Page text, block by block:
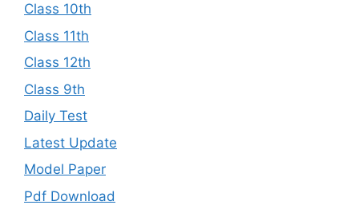
Class 10th
Class 11th
Class 12th
Class 9th
Daily Test
Latest Update
Model Paper
Pdf Download